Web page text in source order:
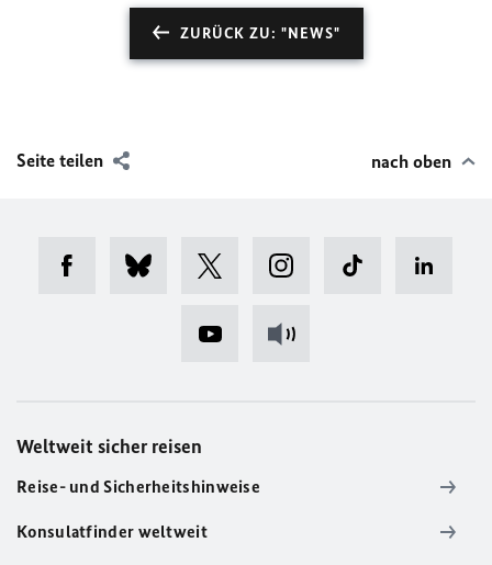
ZURÜCK ZU: "NEWS"
Seite teilen nach oben
Weltweit sicher reisen
Reise- und Sicherheitshinweise
Konsulatfinder weltweit